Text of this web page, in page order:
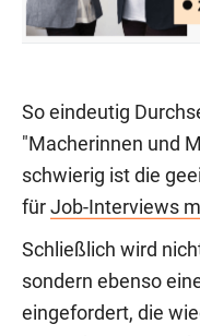
So eindeutig
"Macherinnen und
schwierig ist die
für Job-Interviews
Schließlich wird
sondern ebenso
eingefordert, die